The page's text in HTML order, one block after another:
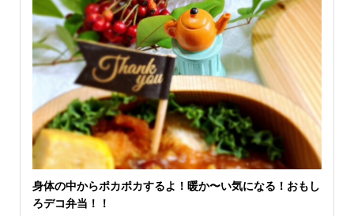
身体の中からポカポカするよ！暖か〜い気になる！おもし
ろデコ弁当！！